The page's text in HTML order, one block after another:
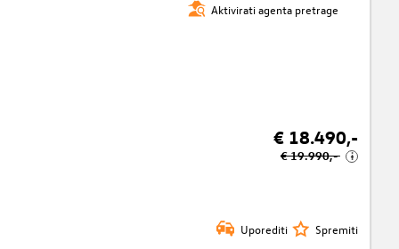
Aktivirati agenta pretrage
€ 18.490,-
€ 19.990,- i
Uporediti Spremiti